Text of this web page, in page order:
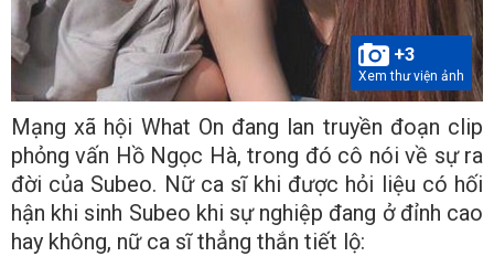
+3
Xem thư viện ảnh
Mạng xã hội What On đang lan truyền đoạn clip
phỏng vấn Hồ Ngọc Hà, trong đó cô nói về sự ra
đời của Subeo. Nữ ca sĩ khi được hỏi liệu có hối
hận khi sinh Subeo khi sự nghiệp đang ở đỉnh cao
hay không, nữ ca sĩ thẳng thắn tiết lộ: